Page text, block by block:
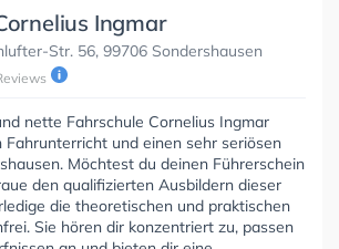
Ingmar
Str. 56, 99706 Sondershausen
nette Fahrschule Cornelius Ingmar
Fahrunterricht und einen sehr seriösen
Möchtest du deinen Führerschein
den qualifizierten Ausbildern dieser
die theoretischen und praktischen
Sie hören dir konzentriert zu, passen